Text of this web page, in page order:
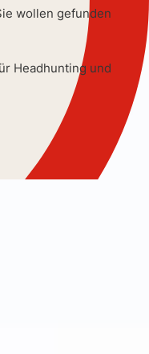
wollen gefunden
Headhunting und